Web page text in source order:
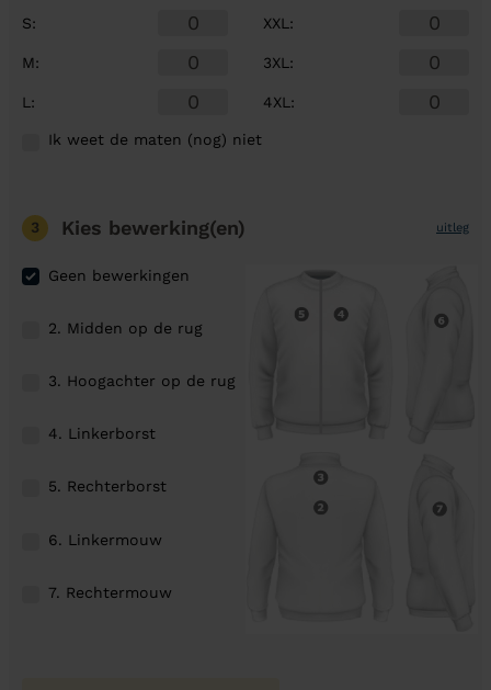
S:
M:
L :
XXL :
3XL :
4XL :
Ik weet de maten (nog) niet
3 Kies bewerking(en) uitleg
Geen bewerkingen
2. Midden op de rug
3. Hoogachter op de rug
4. Linkerborst
5. Rechterborst
6. Linkermouw
7. Rechtermouw